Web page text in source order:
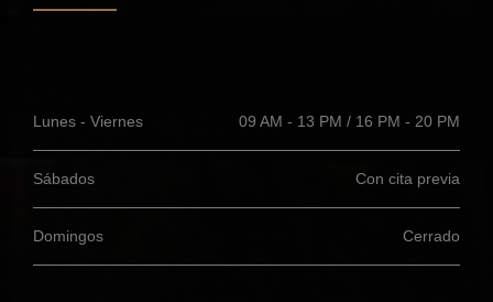
Lunes - Viernes 09 AM - 13 PM / 16 PM - 20 PM
Sábados Con cita previa
Domingos Cerrado